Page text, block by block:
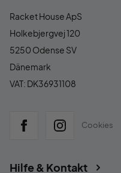
Racket House ApS
Holkebjergvej 120
5250 Odense SV
Dänemark
VAT: DK36931108
Cookies
Hilfe & Kontakt